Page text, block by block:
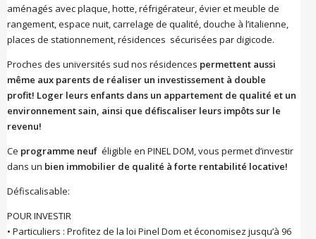
aménagés avec plaque, hotte, réfrigérateur, évier et meuble de
rangement, espace nuit, carrelage de qualité, douche à l’italienne,
places de stationnement, résidences sécurisées par digicode.
Proches des universités sud nos résidences permettent aussi
même aux parents de réaliser un investissement à double
profit! Loger leurs enfants dans un appartement de qualité et un
environnement sain, ainsi que défiscaliser leurs impôts sur le
revenu!
Ce programme neuf éligible en PINEL DOM, vous permet d’investir
dans un bien immobilier de qualité à forte rentabilité locative!
Défiscalisable:
POUR INVESTIR
• Particuliers : Profitez de la loi Pinel Dom et économisez jusqu’à 96